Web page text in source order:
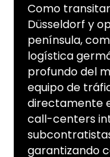
Como
Düsseldorf y
península,
logística
profundo del
equipo de
directamente
call-centers
garantizando